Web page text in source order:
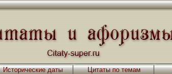
Исторические даты Цитаты по темам